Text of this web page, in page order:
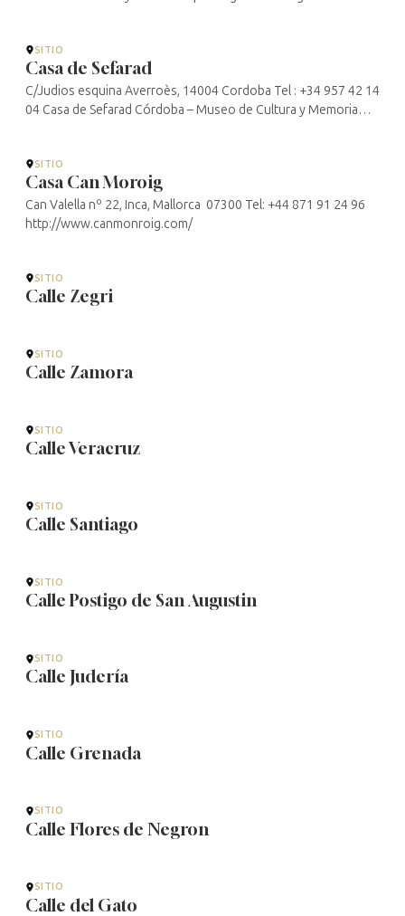
SITIO
Casa de Sefarad
C/Judios esquina Averroès, 14004 Cordoba Tel : +34 957 42 14
04 Casa de Sefarad Córdoba – Museo de Cultura y Memoria
SITIO
Casa Can Moroig
Can Valella nº 22, Inca, Mallorca 07300 Tel: +44 871 91 24 96
http://www.canmonroig.com/
SITIO
Calle Zegri
SITIO
Calle Zamora
SITIO
Calle Veracruz
SITIO
Calle Santiago
SITIO
Calle Postigo de San Augustin
SITIO
Calle Judería
SITIO
Calle Grenada
SITIO
Calle Flores de Negron
SITIO
Calle del Gato